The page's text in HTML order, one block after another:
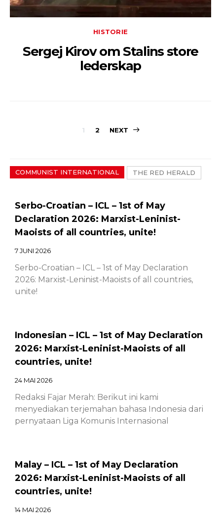
HISTORIE
Sergej Kirov om Stalins store
lederskap
1 2 NEXT
COMMUNIST INTERNATIONAL THE RED HERALD
Serbo-Croatian – ICL – 1st of May
Declaration 2026: Marxist-Leninist-
Maoists of all countries, unite!
7 JUNI 2026
Serbo-Croatian – ICL – 1st of May Declaration
2026: Marxist-Leninist-Maoists of all countries,
unite!
Indonesian – ICL – 1st of May Declaration
2026: Marxist-Leninist-Maoists of all
countries, unite!
24 MAI 2026
Redaksi Fajar Merah: Berikut ini kami
menyediakan terjemahan bahasa Indonesia dari
pernyataan Liga Komunis Internasional
Malay – ICL – 1st of May Declaration
2026: Marxist-Leninist-Maoists of all
countries, unite!
14 MAI 2026